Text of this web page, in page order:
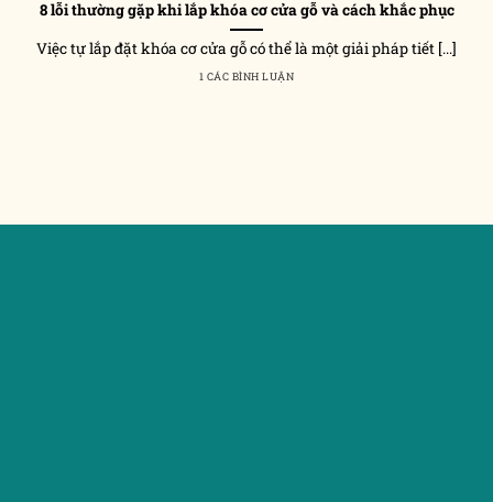
8 lỗi thường gặp khi lắp khóa cơ cửa gỗ và cách khắc phục
Việc tự lắp đặt khóa cơ cửa gỗ có thể là một giải pháp tiết [...]
1 CÁC BÌNH LUẬN